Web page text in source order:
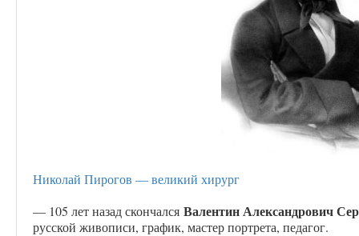
Николай Пирогов — великий хирург
— 105 лет назад скончался Валентин Александрович
русской живописи, график, мастер портрета, педагог.